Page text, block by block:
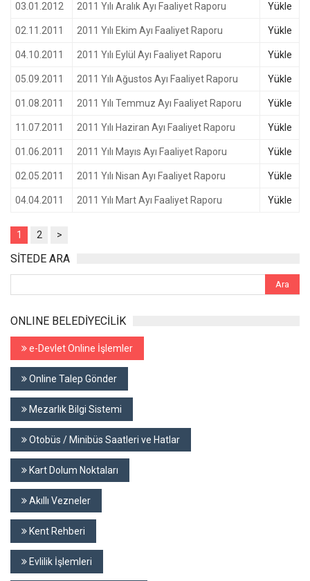
03.01.2012 2011 Yılı Aralık Ayı Faaliyet Raporu Yükle
02.11.2011 2011 Yılı Ekim Ayı Faaliyet Raporu Yükle
04.10.2011 2011 Yılı Eylül Ayı Faaliyet Raporu Yükle
05.09.2011 2011 Yılı Ağustos Ayı Faaliyet Raporu Yükle
01.08.2011 2011 Yılı Temmuz Ayı Faaliyet Raporu Yükle
11.07.2011 2011 Yılı Haziran Ayı Faaliyet Raporu Yükle
01.06.2011 2011 Yılı Mayıs Ayı Faaliyet Raporu Yükle
02.05.2011 2011 Yılı Nisan Ayı Faaliyet Raporu Yükle
04.04.2011 2011 Yılı Mart Ayı Faaliyet Raporu Yükle
1 2 >
SİTEDE ARA
ONLINE BELEDİYECİLİK
e-Devlet Online İşlemler
Online Talep Gönder
Mezarlık Bilgi Sistemi
Otobüs / Minibüs Saatleri ve Hatlar
Kart Dolum Noktaları
Akıllı Vezneler
Kent Rehberi
Evlilik İşlemleri